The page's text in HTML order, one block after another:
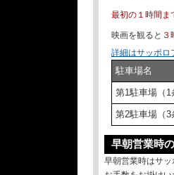
最初の１時間ま
映画を観ると ３
詳細はサッポロ
駐車場名
第1駐車場（1
第2駐車場（
早朝営業時
早朝営業時はサッ